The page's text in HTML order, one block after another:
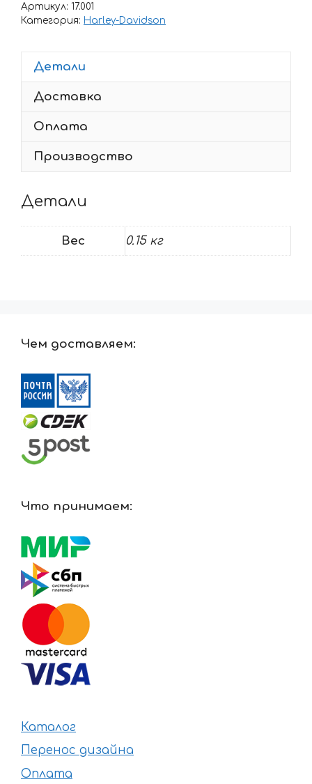
CHOPPER
Артикул: 17.001
Категория: Harley-Davidson
Детали
Доставка
Оплата
Производство
Детали
Вес 0.15 кг
Чем доставляем:
Что принимаем:
Каталог
Перенос дизайна
Оплата